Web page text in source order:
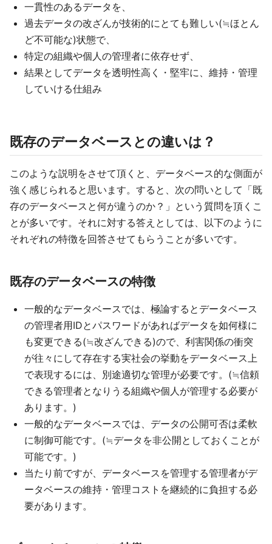
一貫性のあるデータを、
過去データの改ざんが技術的にとても難しい(≒ほとん
ど不可能な)状態で、
特定の組織や個人の管理者に依存せず、
結果としてデータを透明性高く・堅牢に、維持・管理
していける仕組み
既存のデータベースとの違いは？
このような説明をさせて頂くと、データベース的な側面が
強く感じられると思います。すると、次の問いとして「既
存のデータベースと何が違うのか？」という質問を頂くこ
とが多いです。それに対する答えとしては、以下のように
それぞれの特徴を回答させてもらうことが多いです。
既存のデータベースの特徴
一般的なデータベースでは、極論するとデータベース
の管理者用IDとパスワードがあればデータを如何様に
も変更できる(≒改ざんできる)ので、利害関係の衝突
が往々にして存在する実社会の挙動をデータベース上
で表現するには、別途適切な管理が必要です。(≒信頼
できる管理者となりうる組織や個人が管理する必要が
あります。)
一般的なデータベースでは、データの公開可否は柔軟
に制御可能です。(≒データを非公開としておくことが
可能です。)
当たり前ですが、データベースを管理する管理者がデ
ータベースの維持・管理コストを継続的に負担する必
要があります。